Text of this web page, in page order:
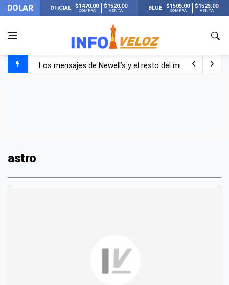
DOLAR OFICIAL $1470.00
COMPRA
$1520.00
VENTA BLUE $1505.00
COMPRA
$1525.00
VENTA
Los mensajes de Newell’s y el resto del mundo del
astro